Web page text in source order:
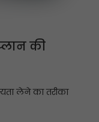
की
लेने का तरीका